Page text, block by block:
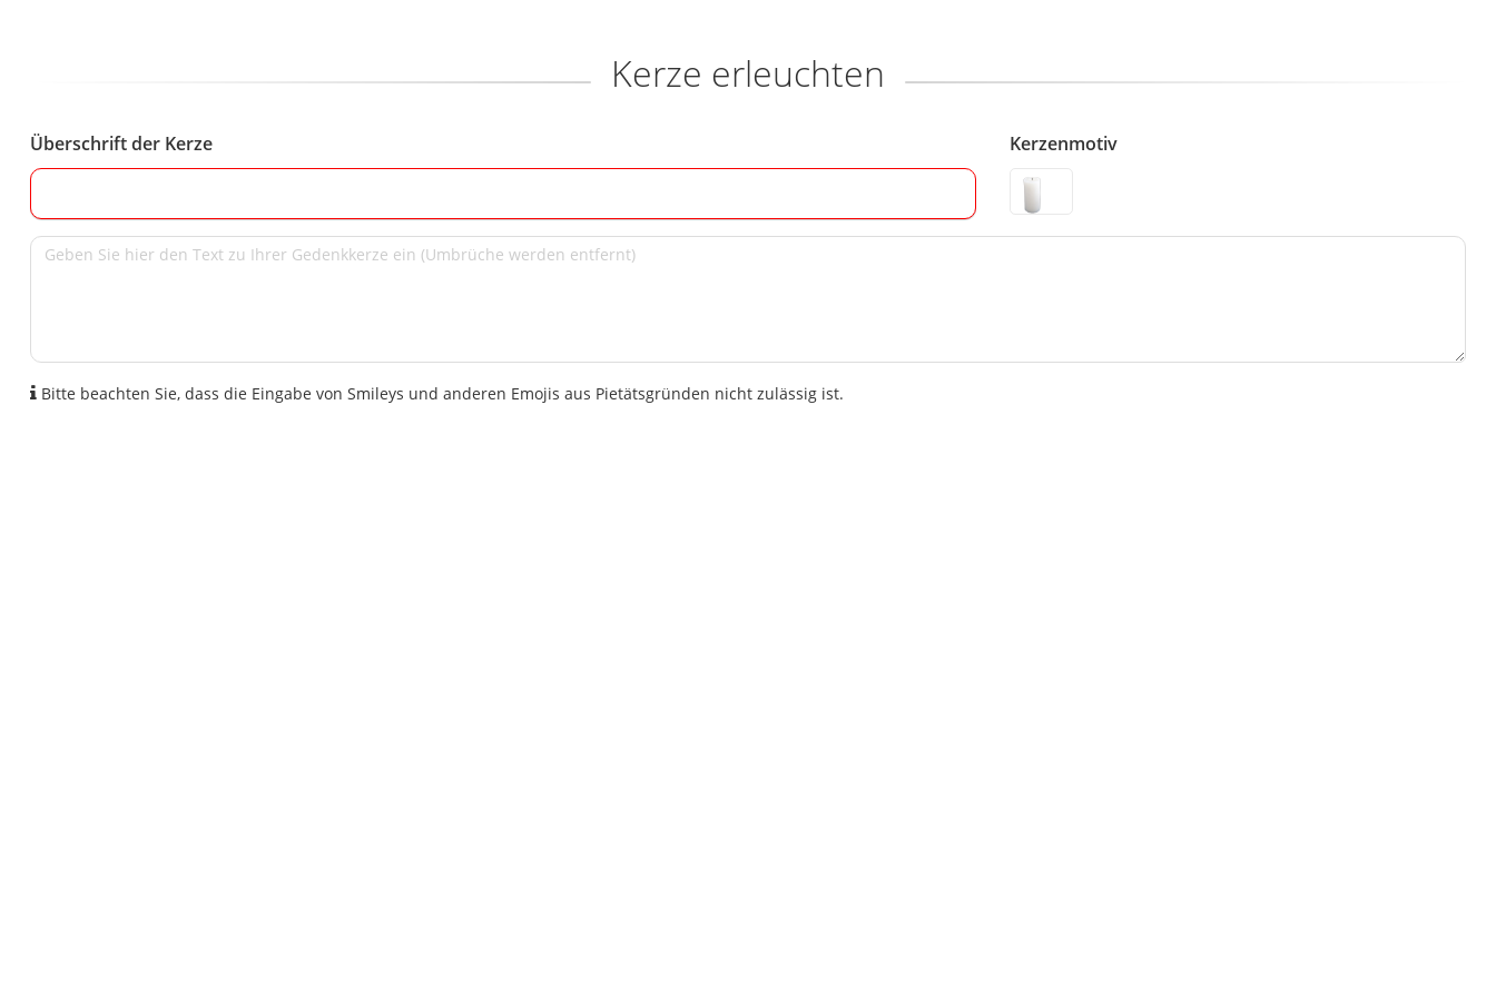
Kerze erleuchten
Überschrift der Kerze Kerzenmotiv
Bitte beachten Sie, dass die Eingabe von Smileys und anderen Emojis aus Pietätsgründen nicht zulässig ist.